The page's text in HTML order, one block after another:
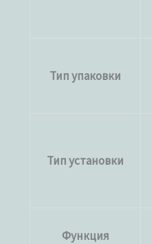
Тип упаковки
Тип установки
Функция